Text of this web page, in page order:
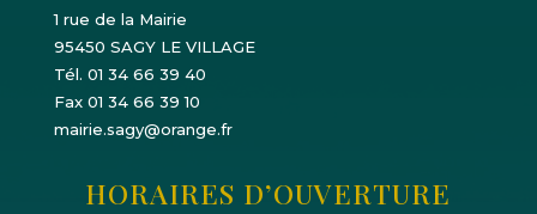
1 rue de la Mairie
95450 SAGY LE VILLAGE
Tél. 01 34 66 39 40
Fax 01 34 66 39 10
mairie.sagy@orange.fr
HORAIRES D’OUVERTURE